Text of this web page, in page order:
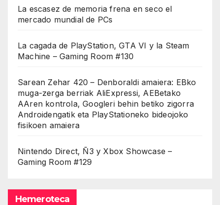
La escasez de memoria frena en seco el
mercado mundial de PCs
La cagada de PlayStation, GTA VI y la Steam
Machine – Gaming Room #130
Sarean Zehar 420 – Denboraldi amaiera: EBko
muga-zerga berriak AliExpressi, AEBetako
AAren kontrola, Googleri behin betiko zigorra
Androidengatik eta PlayStationeko bideojoko
fisikoen amaiera
Nintendo Direct, Ñ3 y Xbox Showcase –
Gaming Room #129
Hemeroteca